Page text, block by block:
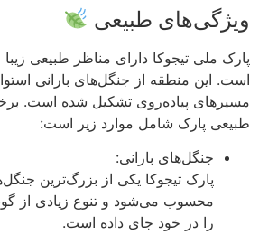
ویژگی‌های طبیعی
پارک ملی تیجوکا دارای مناظر طبیعی
است. این منطقه از جنگل‌های بارانی
مسیرهای پیاده‌روی تشکیل شده است.
طبیعی پارک شامل موارد زیر است:
جنگل‌های بارانی:
پارک تیجوکا یکی از بزرگ‌ترین
محسوب می‌شود و تنوع زیادی از
را در خود جای داده است.